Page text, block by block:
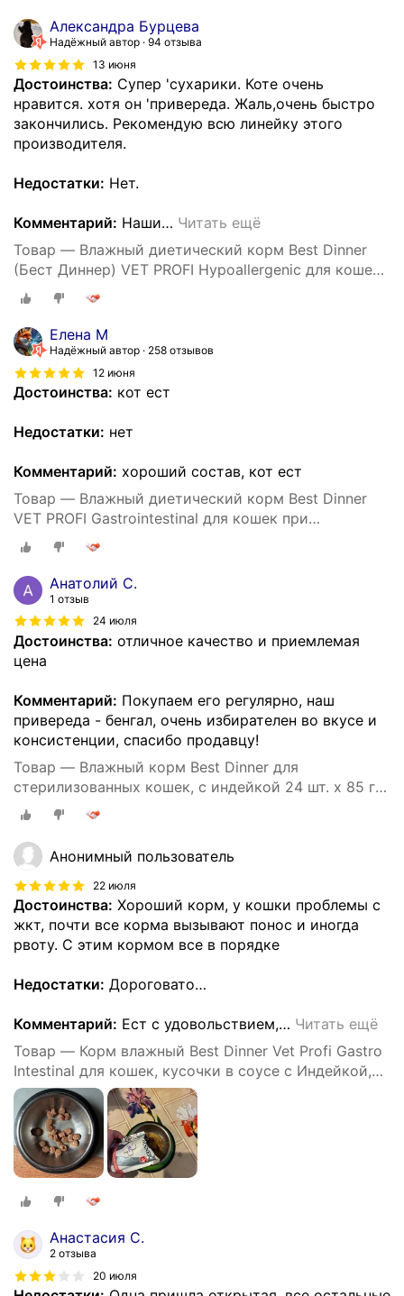
Александра Бурцева
Надёжный автор 94 отзыва
13 июня
Достоинства: Супер 'сухарики. Коте очень
нравится. хотя он 'привереда. Жаль,очень быстро
закончились. Рекомендую всю линейку этого
производителя.
Недостатки: Нет.
Комментарий: Наши… Читать ещё
Товар — Влажный диетический корм Best Dinner
(Бест Диннер) VET PROFI Hypoallergenic для кошек
при пищевой аллергии Индейка (24шт х 85гр)
Елена М
Надёжный автор
258 отзывов
12 июня
Достоинства: кот ест
Недостатки: нет
Комментарий: хороший состав, кот ест
Товар — Влажный диетический корм Best Dinner
VET PROFI Gastrointestinal для кошек при
заболеваниях ЖКТ кусочки в соусе Индейка, 85 г х
24 шт, пауч (Бест Диннер)
Анатолий С.
1 отзыв
24 июля
Достоинства: отличное качество и приемлемая
цена
Комментарий: Покупаем его регулярно, наш
привереда - бенгал, очень избирателен во вкусе и
консистенции, спасибо продавцу!
Товар — Влажный корм Best Dinner для
стерилизованных кошек, с индейкой 24 шт. х 85 г
(суфле)
Анонимный пользователь
22 июля
Достоинства: Хороший корм, у кошки проблемы с
жкт, почти все корма вызывают понос и иногда
рвоту. С этим кормом все в порядке
Недостатки: Дороговато…
Комментарий: Ест с удовольствием,… Читать ещё
Товар — Корм влажный Best Dinner Vet Profi Gastro
Intestinal для кошек, кусочки в соусе с Индейкой,
24шт х85 г.
Анастасия С.
2 отзыва
20 июля